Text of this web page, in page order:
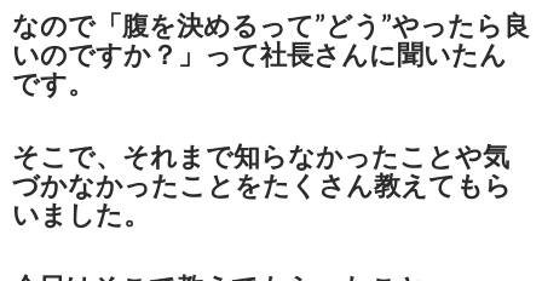
なので「腹を決めるって”どう”やったら良
いのですか？」って社長さんに聞いたん
です。
そこで、それまで知らなかったことや気
づかなかったことをたくさん教えてもら
いました。